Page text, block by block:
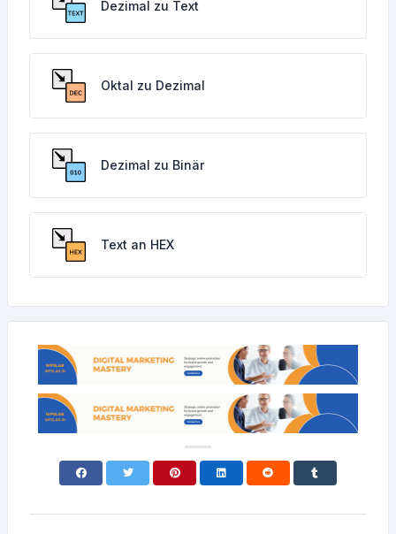
Dezimal zu Text
Oktal zu Dezimal
Dezimal zu Binär
Text an HEX